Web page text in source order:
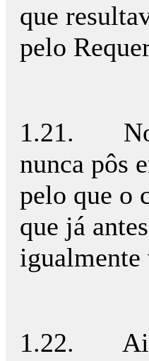
que
pelo
1.21.
nunca pôs
pelo que o
que já
1.22.